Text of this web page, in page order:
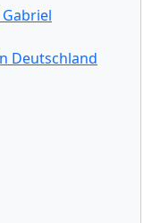
Deutschland